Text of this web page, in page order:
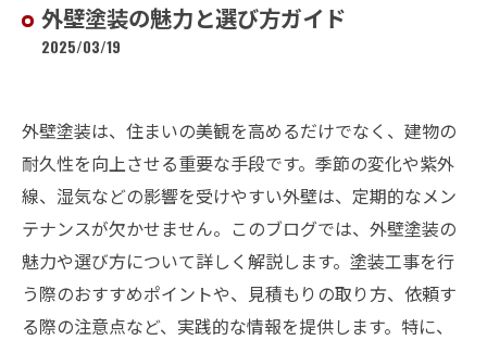
外壁塗装の魅力と選び方ガイド
2025/03/19
外壁塗装は、住まいの美観を高めるだけでなく、建物の
耐久性を向上させる重要な手段です。季節の変化や紫外
線、湿気などの影響を受けやすい外壁は、定期的なメン
テナンスが欠かせません。このブログでは、外壁塗装の
魅力や選び方について詳しく解説します。塗装工事を行
う際のおすすめポイントや、見積もりの取り方、依頼す
る際の注意点など、実践的な情報を提供します。特に、